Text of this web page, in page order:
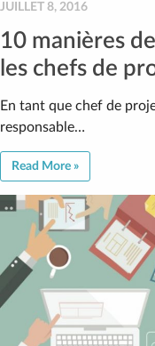
JUILLET 8, 2016
10 manières
les chefs de
En tant que chef de
responsable…
Read More »